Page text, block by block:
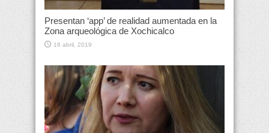
Presentan ‘app’ de realidad aumentada en la
Zona arqueológica de Xochicalco
16 abril, 2019